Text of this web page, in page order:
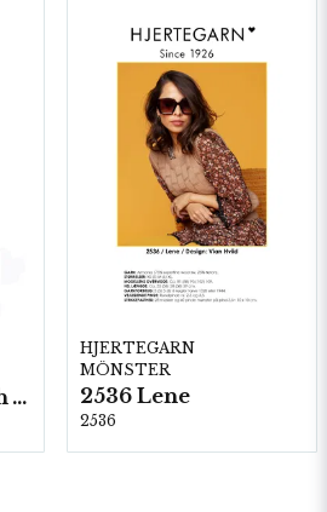
2607-Armonia och Alpaca 400
HJERTEGARN
MÖNSTER
2536 Lene
2536